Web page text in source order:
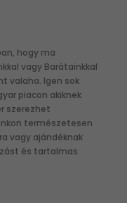
hogy ma
vagy Barátainkkal
valaha. Igen sok
piacon akiknek
szerezhet
természetesen
vagy ajándéknak
és tartalmas